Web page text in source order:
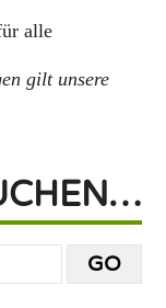
alle
gilt unsere